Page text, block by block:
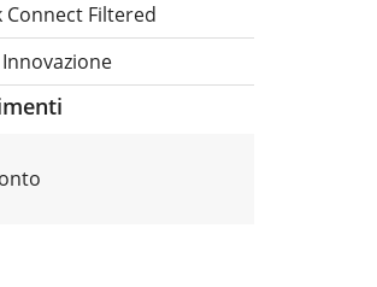
Connect Filtered